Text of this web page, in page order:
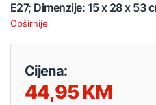
E27; Dimenzije: 15 x 28 x 53
Opširnije
Cijena:
44,95